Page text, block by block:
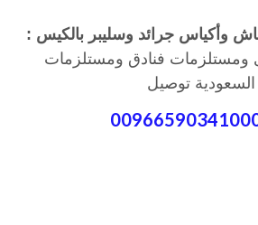
وأكياس جرائد وسليبر بالكيس :
ومستلزمات فنادق ومستلزمات
توصيل